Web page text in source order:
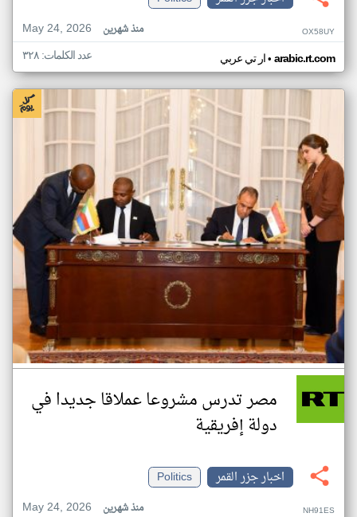
May 24, 2026
منذ شهرين OX58UY
ار تي عربي• arabic.rt.com عدد الكلمات: ٣٢٨
مصر تدرس مشروعا عملاقا جديدا في
دولة إفريقية
اخبار جزر القمر
Politics
May 24, 2026
منذ شهرين NH91ES